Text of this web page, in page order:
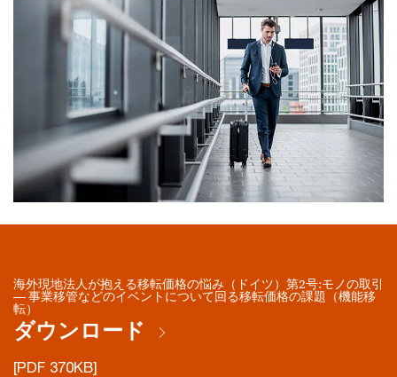
海外現地法人が抱える移転価格の悩み（ドイツ）第2号:モノの取引
― 事業移管などのイベントについて回る移転価格の課題（機能移
転）
ダウンロード
[PDF 370KB]